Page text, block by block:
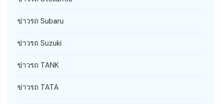
ข่าวรถ Subaru
ข่าวรถ Suzuki
ข่าวรถ TANK
ข่าวรถ TATA